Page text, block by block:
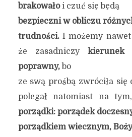
brakowałoi czuć się będą
bezpieczni w obliczu
trudności.I możemy nawet
że zasadniczykierunek
poprawny,bo
ze swą prośbą zwróciła się
polegał natomiast na
porządki: porządek
porządkiem wiecznym,